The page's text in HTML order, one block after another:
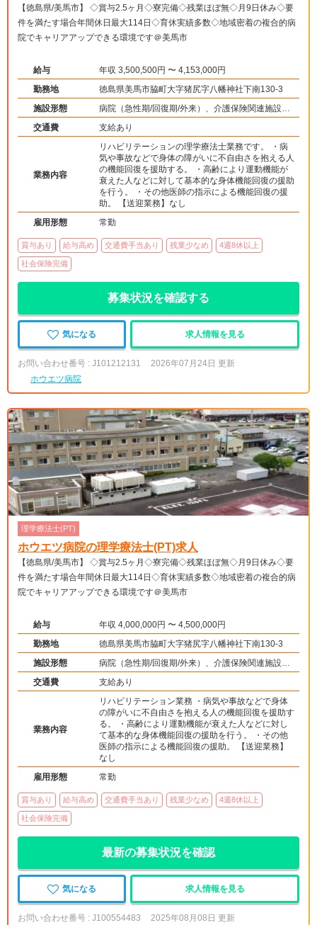
【徳島県/美馬市】 ◇賞与2.5ヶ月◇寮完備◇残業ほぼ無◇月9日休み◇要
件を満たす場合年間休日最大114日◇育休実績多数◇地域密着の複合的病
院でキャリアアップできる環境です＠美馬市
給与
年収 3,500,500円 〜 4,153,000円
勤務地
徳島県美馬市脇町大字猪尻字八幡神社下南130-3
施設形態
病院（急性期/回復期/外来）、介護保険関連施設
（デイケア/訪問看護・リハ）
交通費 支給あり
業務内容
リハビリテーションの理学療法士業務です。 ・病
気や事故などで身体の障がいに不自由さを抱える人
の機能回復を援助する。 ・高齢により運動機能が
衰えた人などに対して基本的な身体機能回復の援助
を行う。 ・その他医師の指示による機能回復の援
助。 【送迎業務】なし
雇用形態
常勤
賞与あり 給与高め 交通費手当あり 残業少なめ 4週8休以上
社会保険完備
募集状況を確認する
気になる 求人情報を見る
お問い合わせ番号 : J101212131
2026年07月24日 更新
ホウエツ病院
理学療法士(PT)
ホウエツ病院の理学療法士(PT)求人
【徳島県/美馬市】 ◇賞与2.5ヶ月◇寮完備◇残業ほぼ無◇月9日休み◇要
件を満たす場合年間休日最大114日◇育休実績多数◇地域密着の複合的病
院でキャリアアップできる環境です＠美馬市
給与
年収 4,000,000円 〜 4,500,000円
勤務地
徳島県美馬市脇町大字猪尻字八幡神社下南130-3
施設形態
病院（急性期/回復期/外来）、介護保険関連施設
（デイケア/訪問看護・リハ）
交通費 支給あり
業務内容
リハビリテーション業務 ・病気や事故などで身体
の障がいに不自由さを抱える人の機能回復を援助す
る。 ・高齢により運動機能が衰えた人などに対し
て基本的な身体機能回復の援助を行う。 ・その他
医師の指示による機能回復の援助。 【送迎業務】
なし
雇用形態
常勤
賞与あり 給与高め 交通費手当あり 残業少なめ 4週8休以上
社会保険完備
最新の募集状況を確認
気になる 求人情報を見る
お問い合わせ番号 : J100554483 2025年08月08日 更新